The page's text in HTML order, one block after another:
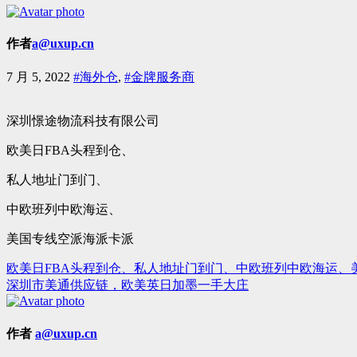
作者a@uxup.cn
7 月 5, 2022 #海外仓, #金牌服务商
深圳憬途物流科技有限公司
欧美日FBA头程到仓、
私人地址门到门、
中欧班列中欧海运、
美国专线空派海派卡派
文
章
导
欧美日FBA头程到仓、私人地址门到门、中欧班列中欧海运、
深圳市美通供应链，欧美英日加墨一手大庄
作者 a@uxup.cn